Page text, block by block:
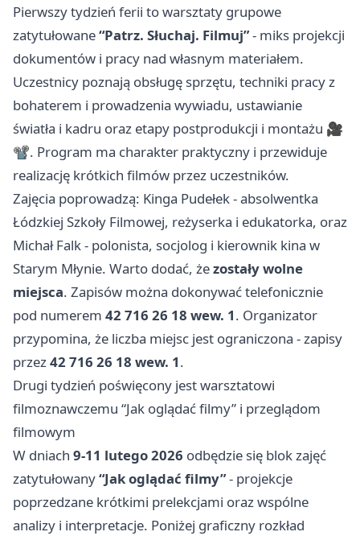
Pierwszy tydzień ferii to warsztaty grupowe
zatytułowane“Patrz. Słuchaj. Filmuj”- miks projekcji
dokumentów i pracy nad własnym materiałem.
Uczestnicy poznają obsługę sprzętu, techniki pracy z
bohaterem i prowadzenia wywiadu, ustawianie
światła i kadru oraz etapy postprodukcji i montażu 🎥
📽️. Program ma charakter praktyczny i przewiduje
realizację krótkich filmów przez uczestników.
Zajęcia poprowadzą: Kinga Pudełek - absolwentka
Łódzkiej Szkoły Filmowej, reżyserka i edukatorka, oraz
Michał Falk - polonista, socjolog i kierownik kina w
Starym Młynie. Warto dodać, żezostały wolne
miejsca. Zapisów można dokonywać telefonicznie
pod numerem 42 716 26 18 wew. 1. Organizator
przypomina, że liczba miejsc jest ograniczona - zapisy
przez42 716 26 18 wew. 1.
Drugi tydzień poświęcony jest warsztatowi
filmoznawczemu “Jak oglądać filmy” i przeglądom
filmowym
W dniach 9-11 lutego 2026 odbędzie się blok zajęć
zatytułowany“Jak oglądać filmy”- projekcje
poprzedzane krótkimi prelekcjami oraz wspólne
analizy i interpretacje. Poniżej graficzny rozkład